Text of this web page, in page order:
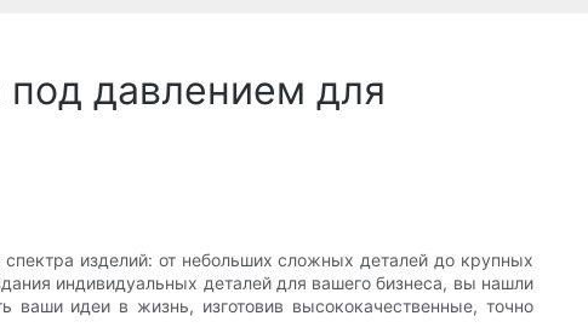
под давлением для
изделий: от небольших сложных деталей до крупных
индивидуальных деталей для вашего бизнеса, вы нашли
идеи в жизнь, изготовив высококачественные, точно